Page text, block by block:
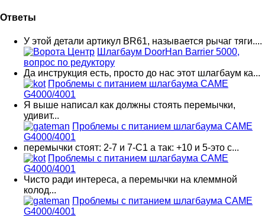
Ответы
У этой детали артикул BR61, называется рычаг тяги....
Шлагбаум DoorHan Barrier 5000,
вопрос по редуктору
Да инструкция есть, просто до нас этот шлагбаум ка...
Проблемы с питанием шлагбаума CAME
G4000/4001
Я выше написал как должны стоять перемычки,
удивит...
Проблемы с питанием шлагбаума CAME
G4000/4001
перемычки стоят: 2-7 и 7-С1 а так: +10 и 5-это с...
Проблемы с питанием шлагбаума CAME
G4000/4001
Чисто ради интереса, а перемычки на клеммной
колод...
Проблемы с питанием шлагбаума CAME
G4000/4001